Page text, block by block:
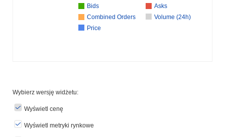
Bids
Asks
Combined Orders
Volume (24h)
Price
Wybierz wersję widżetu:
Wyświetl cenę
Wyświetl metryki rynkowe